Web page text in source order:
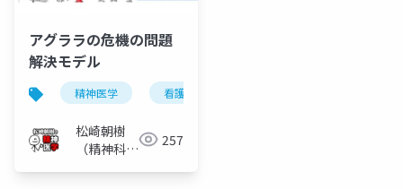
アグララの危機の問題
解決モデル
精神医学 看護学
松崎朝樹
（精神科
257